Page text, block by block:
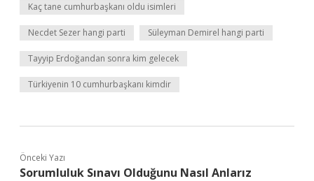
Kaç tane cumhurbaşkanı oldu isimleri
Necdet Sezer hangi parti Süleyman Demirel hangi parti
Tayyip Erdoğandan sonra kim gelecek
Türkiyenin 10 cumhurbaşkanı kimdir
Önceki Yazı
Sorumluluk Sınavı Olduğunu Nasıl Anlarız